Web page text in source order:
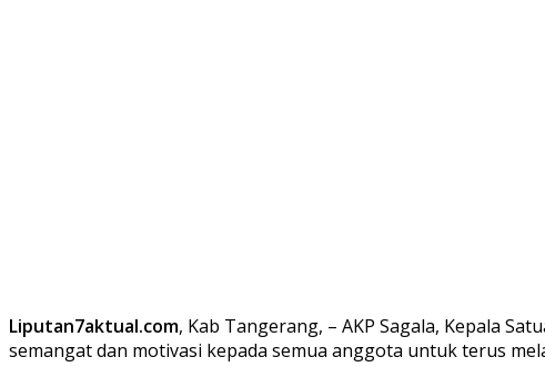
Liputan7aktual.com, Kab Tangerang, – AKP Sagala, Kepala
semangat dan motivasi kepada semua anggota untuk terus